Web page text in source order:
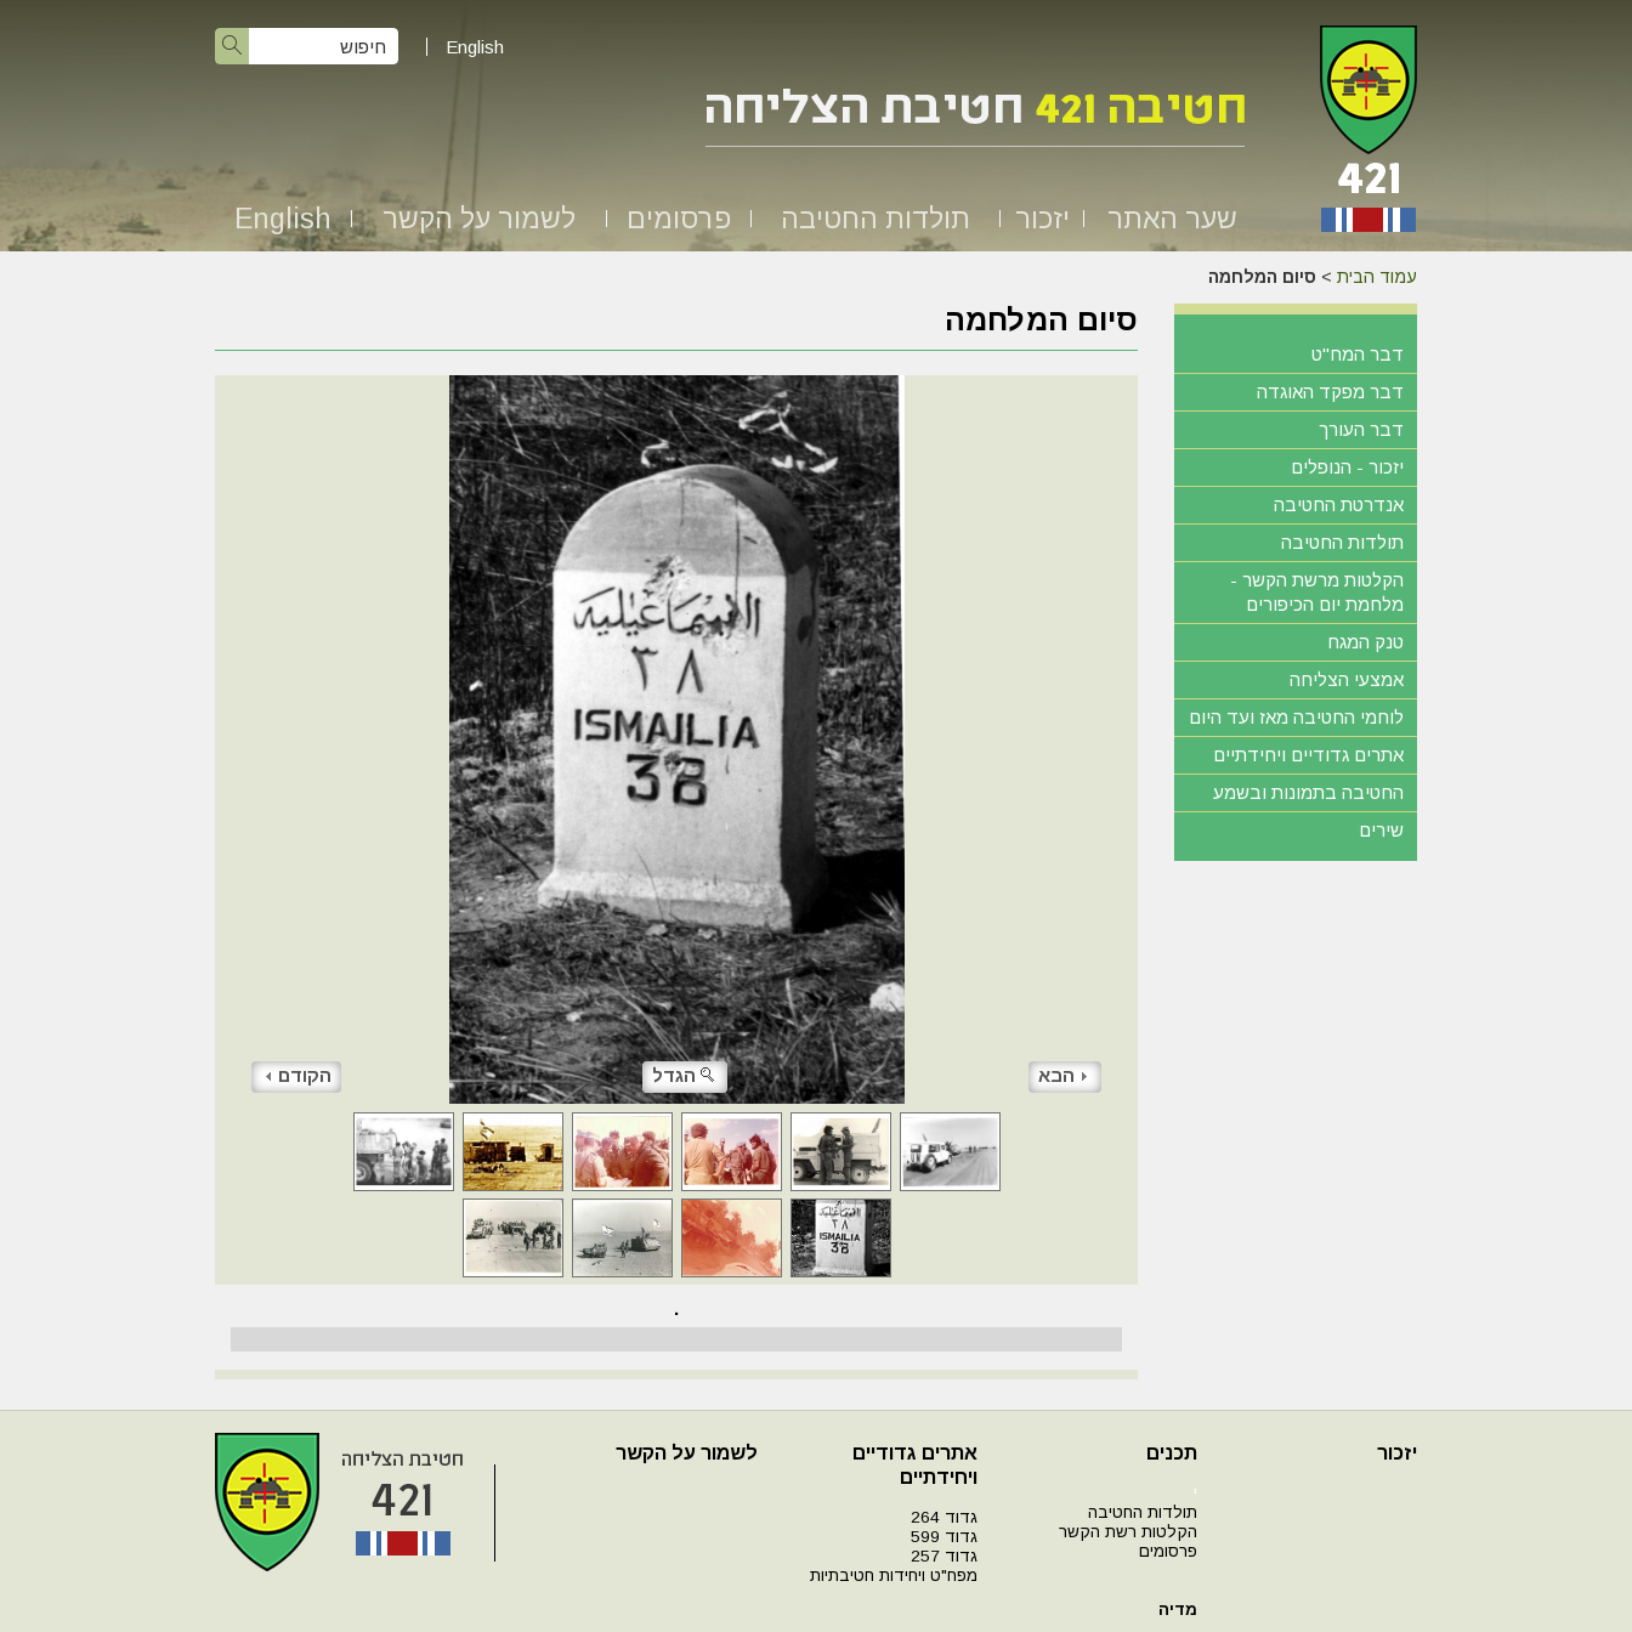
English
שער האתר יזכור תולדות החטיבה פרסומים לשמור על הקשר English
עמוד הבית > סיום המלחמה
סיום המלחמה
הקודם הגדל הבא
.
דבר המח"ט
דבר מפקד האוגדה
דבר העורך
יזכור - הנופלים
אנדרטת החטיבה
תולדות החטיבה
הקלטות מרשת הקשר -
מלחמת יום הכיפורים
טנק המגח
אמצעי הצליחה
לוחמי החטיבה מאז ועד היום
אתרים גדודיים ויחידתיים
החטיבה בתמונות ובשמע
שירים
יזכור תכנים
י
תולדות החטיבה
הקלטות רשת הקשר
פרסומים
מדיה
אתרים גדודיים
ויחידתיים
גדוד 264
גדוד 599
גדוד 257
מפח"ט ויחידות חטיבתיות
לשמור על הקשר